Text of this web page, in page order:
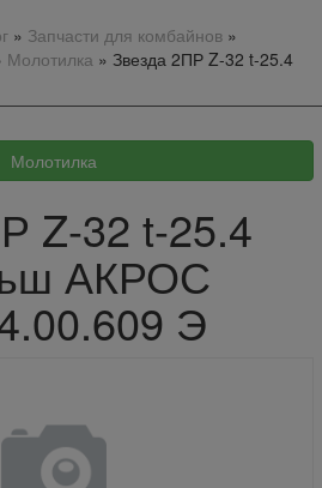
» Запчасти для комбайнов»
Молотилка » Звезда 2ПР Z-32 t-25.4
Z-32 t-25.4
АКРОС
Э